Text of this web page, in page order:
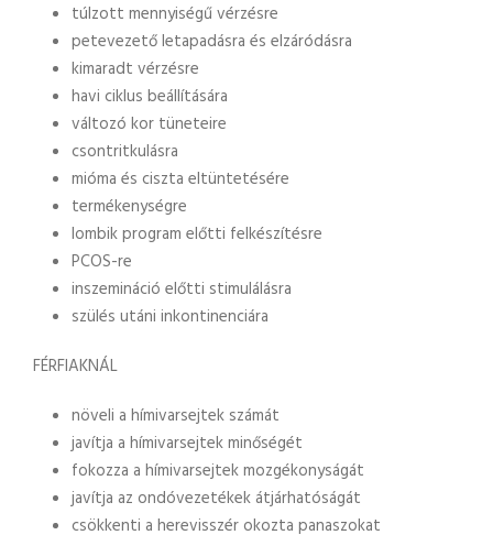
túlzott mennyiségű vérzésre
petevezető letapadásra és elzáródásra
kimaradt vérzésre
havi ciklus beállítására
változó kor tüneteire
csontritkulásra
mióma és ciszta eltüntetésére
termékenységre
lombik program előtti felkészítésre
PCOS-re
inszemináció előtti stimulálásra
szülés utáni inkontinenciára
FÉRFIAKNÁL
növeli a hímivarsejtek számát
javítja a hímivarsejtek minőségét
fokozza a hímivarsejtek mozgékonyságát
javítja az ondóvezetékek átjárhatóságát
csökkenti a herevisszér okozta panaszokat